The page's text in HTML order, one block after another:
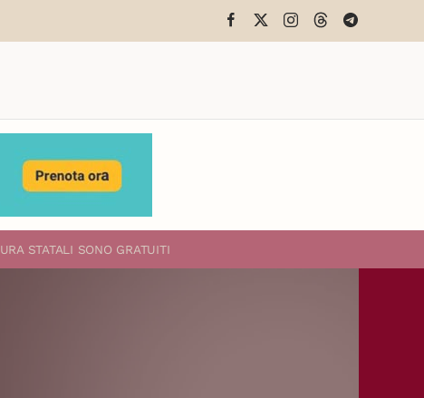
STATALI SONO GRATUITI